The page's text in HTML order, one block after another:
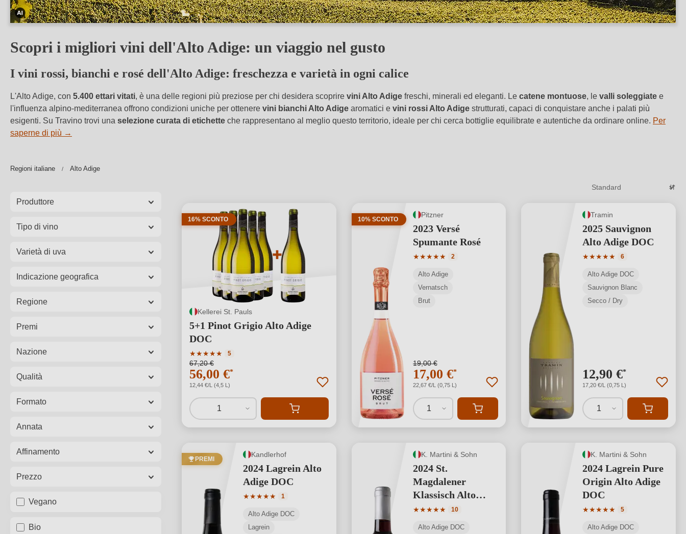
Questa
è
modificata
l'aiuto
dell'IA.
Scopri i migliori vini dell'Alto Adige: un viaggio nel gusto
I vini rossi, bianchi e rosé dell'Alto Adige: freschezza e varietà in ogni calice
L'Alto Adige, con 5.400 ettari vitati, è una delle regioni più preziose per chi desidera scoprire vini Alto Adige freschi, minerali ed eleganti. Le catene montuose, le valli soleggiate e
l'influenza alpino-mediterranea offrono condizioni uniche per ottenere vini bianchi Alto Adige aromatici e vini rossi Alto Adige strutturati, capaci di conquistare anche i palati più
esigenti. Su Travino trovi una selezione curata di etichette che rappresentano al meglio questo territorio, ideale per chi cerca bottiglie equilibrate e autentiche da ordinare online. Per
saperne di più →
Regioni italiane Alto Adige
Produttore
Tipo di vino
Varietà di uva
Indicazione geografica
Regione
Premi
Nazione
Qualità
Formato
Annata
Affinamento
Prezzo
Vegano
Bio
16% SCONTO
Kellerei St. Pauls
5+1 Pinot Grigio Alto Adige
DOC
★★★★★
Valutazione media di 5 su 5 stelle
5
67,20 €
56,00 €*
12,44 €/L (4,5 L)
1
10% SCONTO
Pitzner
2023 Versé
Spumante Rosé
★★★★★
Valutazione media di 5 su 5 stelle
2
Alto Adige
Vernatsch
Brut
19,00 €
17,00 €*
22,67 €/L (0,75 L)
1
Tramin
2025 Sauvignon
Alto Adige DOC
★★★★★
Valutazione media di 5 su 5
6
Alto Adige DOC
Sauvignon Blanc
Secco / Dry
12,90 €*
17,20 €/L (0,75 L)
1
PREMI
Kandlerhof
2024 Lagrein Alto
Adige DOC
★★★★★
Valutazione media di 5 su 5 stelle
1
Alto Adige DOC
Lagrein
K. Martini & Sohn
2024 St.
Magdalener
Klassisch Alto
Adige DOC
★★★★★
Valutazione media di 5 su 5 stelle
10
Alto Adige DOC
K. Martini & Sohn
2024 Lagrein Pure
Origin Alto Adige
DOC
★★★★★
Valutazione media di 5 su 5
5
Alto Adige DOC